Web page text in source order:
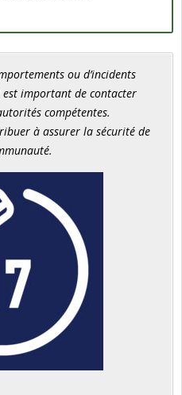
ou d’incidents
important de contacter
compétentes.
à assurer la sécurité de